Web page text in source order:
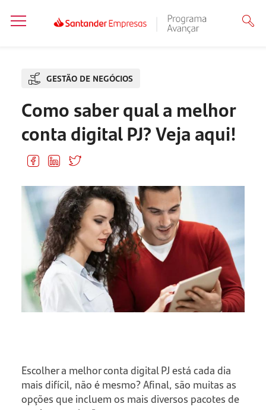
GESTÃO DE NEGÓCIOS
Como saber qual a melhor
conta digital PJ? Veja aqui!
Escolher a melhor conta digital PJ está cada dia
mais difícil, não é mesmo? Afinal, são muitas as
opções que incluem os mais diversos pacotes de